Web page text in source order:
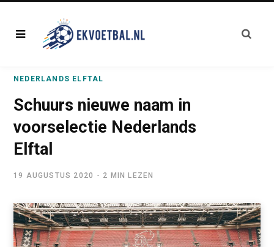
NEDERLANDS ELFTAL
Schuurs nieuwe naam in
voorselectie Nederlands
Elftal
19 AUGUSTUS 2020 2 MIN LEZEN